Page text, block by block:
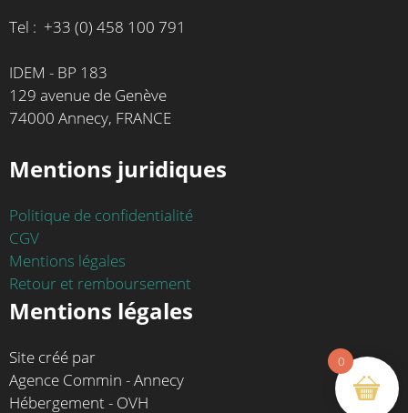
Tel : +33 (0) 458 100 791
IDEM - BP 183
129 avenue de Genève
74000 Annecy, FRANCE
Mentions juridiques
Politique de confidentialité
CGV
Mentions légales
Retour et remboursement
Mentions légales
Site créé par
Agence Commin - Annecy
Hébergement - OVH
0